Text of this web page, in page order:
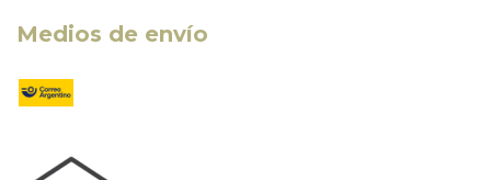
Medios de envío